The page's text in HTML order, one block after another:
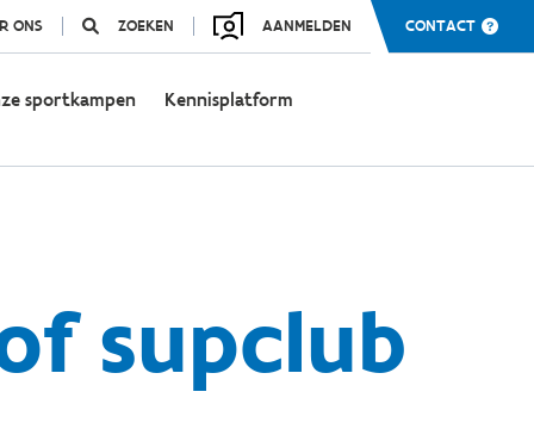
ONS ZOEKEN AANMELDEN CONTACT
sportkampen Kennisplatform
supclub